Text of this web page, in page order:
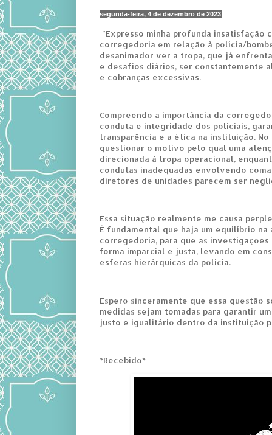
segunda-feira, 4 de dezembro de 2023
"Expresso minha profunda insatisfação
corregedoria em relação à polícia/
desanimador ver a tropa, que já
e desafios diários, ser constantemente
e cobranças excessivas.
Compreendo a importância da
conduta e integridade dos policiais,
transparência e a ética na instituição.
questionar o motivo pelo qual uma
direcionada à tropa operacional,
condutas inadequadas envolvendo
diretores de unidades parecem ser
Essa situação realmente me causa
É fundamental que haja um equilíbrio na
corregedoria, para que as
forma imparcial e justa, levando em
esferas hierárquicas da polícia.
Espero sinceramente que essa questão
medidas sejam tomadas para garantir
justo e igualitário dentro da instituição
*Recebido*